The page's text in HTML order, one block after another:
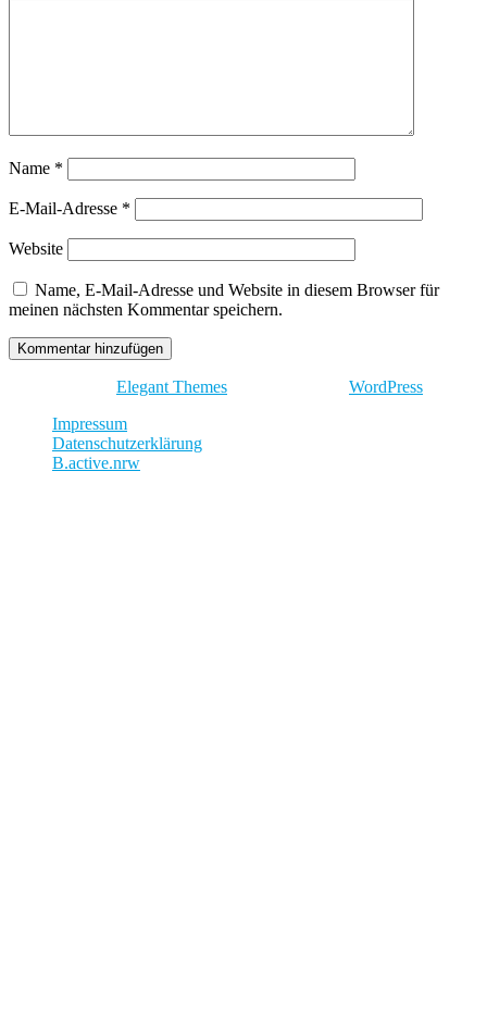
Name *
E-Mail-Adresse *
Website
Name, E-Mail-Adresse und Website in diesem Browser für
meinen nächsten Kommentar speichern.
Elegant Themes
WordPress
Impressum
Datenschutzerklärung
B.active.nrw